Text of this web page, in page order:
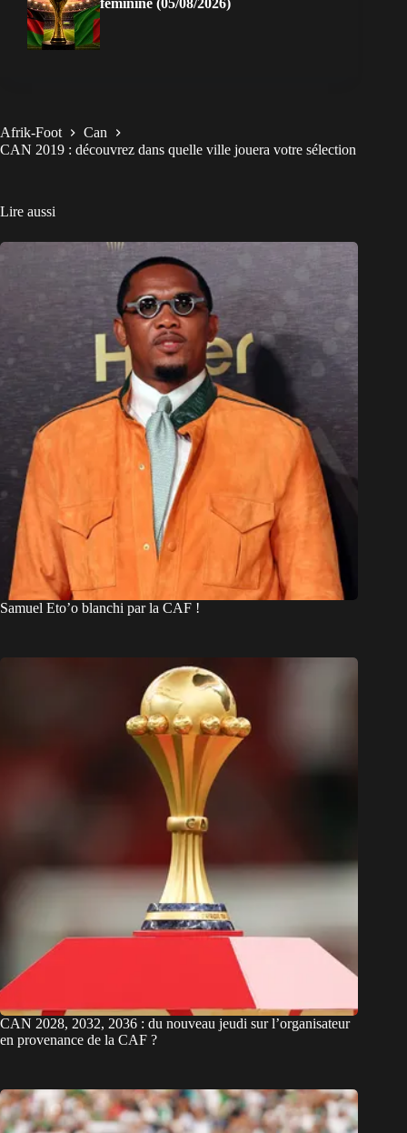
féminine (05/08/2026)
Afrik-Foot
Can
CAN 2019 : découvrez dans quelle ville jouera votre sélection
Lire aussi
Samuel Eto’o blanchi par la CAF !
CAN 2028, 2032, 2036 : du nouveau jeudi sur l’organisateur
en provenance de la CAF ?